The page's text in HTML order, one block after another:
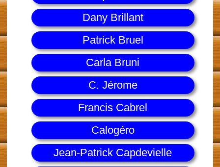
Dany Brillant
Patrick Bruel
Carla Bruni
C. Jérome
Francis Cabrel
Calogéro
Jean-Patrick Capdevielle